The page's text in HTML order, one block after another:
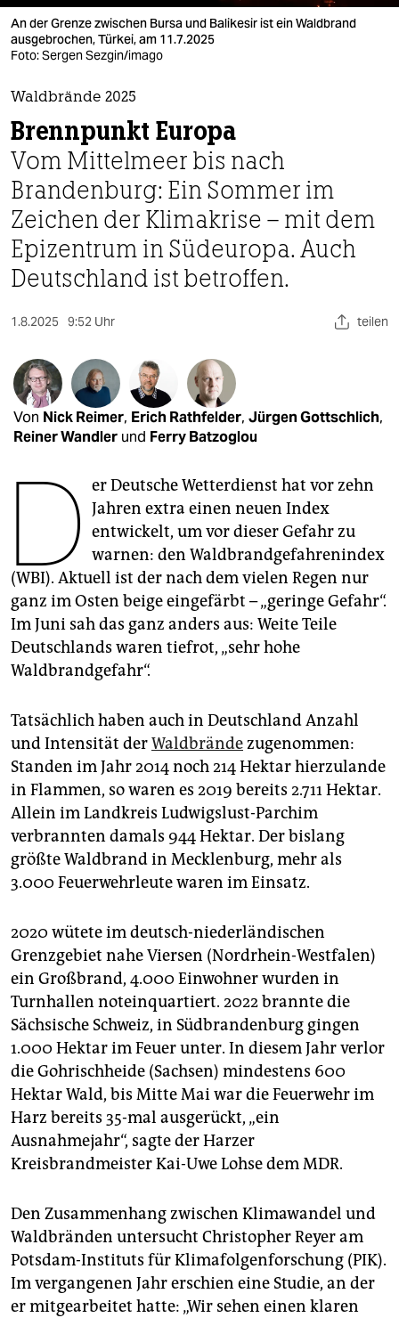
nord
verlag
verlag
veranstaltungen
shop
fragen & hilfe
genossenschaft
epaper login
An der Grenze zwischen Bursa und Balikesir ist ein Waldbrand
ausgebrochen, Türkei, am 11.7.2025
Foto: Sergen Sezgin/imago
Waldbrände 2025
Brennpunkt Europa
Vom Mittelmeer bis nach
Brandenburg: Ein Sommer im
Zeichen der Klimakrise – mit dem
Epizentrum in Südeuropa. Auch
Deutschland ist betroffen.
1.8.2025 9:52 Uhr teilen
Von Nick Reimer, Erich Rathfelder, Jürgen Gottschlich,
Reiner Wandler und Ferry Batzoglou
D er Deutsche Wetterdienst hat vor zehn
Jahren extra einen neuen Index
entwickelt, um vor dieser Gefahr zu
warnen: den Waldbrandgefahrenindex
(WBI). Aktuell ist der nach dem vielen Regen nur
ganz im Osten beige eingefärbt – „geringe Gefahr“.
Im Juni sah das ganz anders aus: Weite Teile
Deutschlands waren tiefrot, „sehr hohe
Waldbrandgefahr“.
Tatsächlich haben auch in Deutschland Anzahl
und Intensität derWaldbrändezugenommen:
Standen im Jahr 2014 noch 214 Hektar hierzulande
in Flammen, so waren es 2019 bereits 2.711 Hektar.
Allein im Landkreis Ludwigslust-Parchim
verbrannten damals 944 Hektar. Der bislang
größte Waldbrand in Mecklenburg, mehr als
3.000 Feuerwehrleute waren im Einsatz.
2020 wütete im deutsch-niederländischen
Grenzgebiet nahe Viersen (Nordrhein-Westfalen)
ein Großbrand, 4.000 Einwohner wurden in
Turnhallen not­ein­quartiert. 2022 brannte die
Sächsische Schweiz, in Südbrandenburg gingen
1.000 Hektar im Feuer unter. In diesem Jahr verlor
die Gohrischheide (Sachsen) mindestens 600
Hektar Wald, bis Mitte Mai war die Feuerwehr im
Harz bereits 35-mal ausgerückt, „ein
Ausnahmejahr“, sagte der Harzer
Kreisbrandmeister Kai-Uwe Lohse dem MDR.
Den Zusammenhang zwischen Klimawandel und
Waldbränden untersucht Christopher Reyer am
Potsdam-Instituts für Klimafolgenforschung (PIK).
Im vergangenen Jahr erschien eine Studie, an der
er mitgearbeitet hatte: „Wir sehen einen klaren